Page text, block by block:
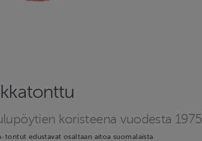
koristeena vuodesta 1975
tontut edustavat osaltaan aitoa suomalaista